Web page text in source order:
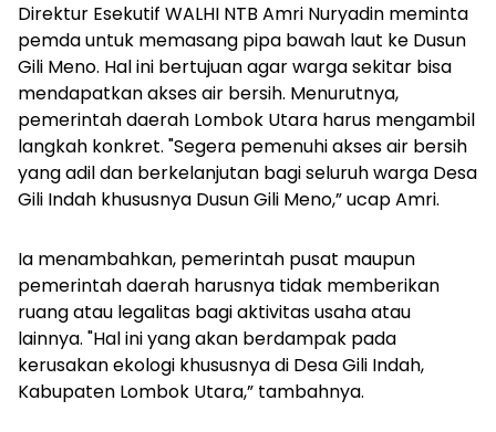
Direktur Esekutif WALHI NTB Amri Nuryadin meminta
pemda untuk memasang pipa bawah laut ke Dusun
Gili Meno. Hal ini bertujuan agar warga sekitar bisa
mendapatkan akses air bersih. Menurutnya,
pemerintah daerah Lombok Utara harus mengambil
langkah konkret. "Segera pemenuhi akses air bersih
yang adil dan berkelanjutan bagi seluruh warga Desa
Gili Indah khususnya Dusun Gili Meno,” ucap Amri.
Ia menambahkan, pemerintah pusat maupun
pemerintah daerah harusnya tidak memberikan
ruang atau legalitas bagi aktivitas usaha atau
lainnya. "Hal ini yang akan berdampak pada
kerusakan ekologi khususnya di Desa Gili Indah,
Kabupaten Lombok Utara,” tambahnya.